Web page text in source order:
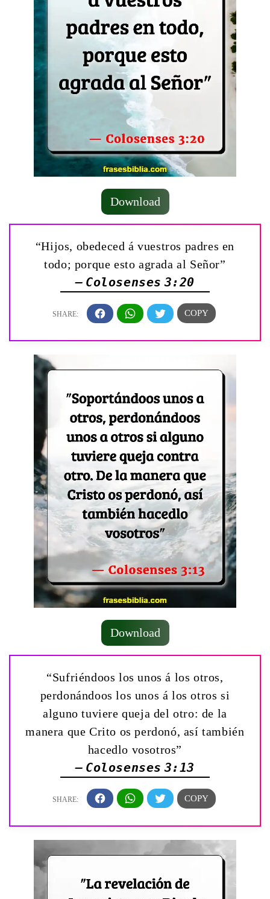
Download
“Hijos, obedeced á vuestros padres en
todo; porque esto agrada al Señor”
— Colosenses 3:20
Download
“Sufriéndoos los unos á los otros,
perdonándoos los unos á los otros si
alguno tuviere queja del otro: de la
manera que Crito os perdonó, así también
hacedlo vosotros”
— Colosenses 3:13